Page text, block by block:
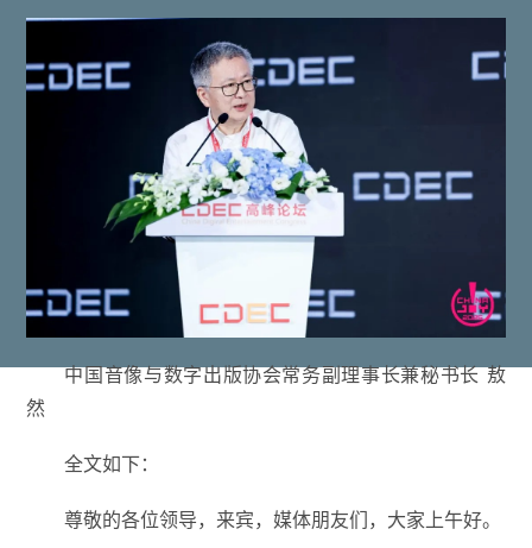
中国音像与数字出版协会常务副理事长兼秘书长 敖
然
全文如下：
尊敬的各位领导，来宾，媒体朋友们，大家上午好。